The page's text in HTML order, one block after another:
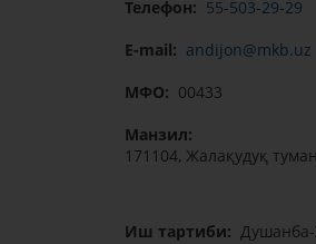
Телефон: 55-503-29-29
E-mail: andijon@mkb.uz
МФО: 00433
Манзил:
171104, Жалақудуқ
Иш тартиби: Душанба-